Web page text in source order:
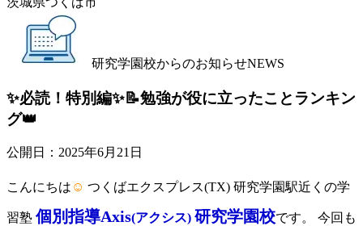
研究学園校からのお知らせNEWS
✨必読！特別編✨📝勉強が役に立ったことランキン
グ👑
公開日： 2025年6月21日
こんにちは ☺ つくばエクスプレス(TX) 研究学園駅近くの学
習塾 個別指導Axis(アクシス) 研究学園校です。 今回も